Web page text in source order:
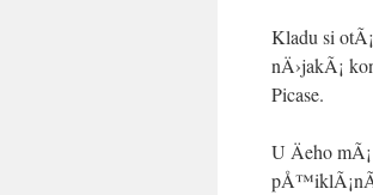
Kladu si
nÄ›jakÃ¡
Picase.
U Äeho